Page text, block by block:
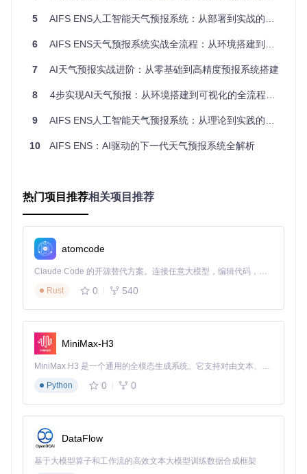
主要模型对比表：
模型 优势 劣势
适用场
景
全球覆盖、高精
计算成本
专业气
eather
弱
害预警
GraphCas
图结构更优
普通PC用户，AIFS的简化版本可能是更好的选择，完整模
型需要至少16GB显存的GPU支持。
大气运动的物理规律
时空注意力机制
多尺度预测：同时输出从地面到平流层的多层气象参数
混合精度计算：在保持精度的同时降低计算资源需求
实战检查表
5 AIFS ENS人工智能天气预报系统：从部署到实战的高效指南
6 AIFS ENS天气预报系统实战全流程：从环境搭建到业务落地
7 AI天气预报实战进阶：从零基础到高精度预报系统搭建
8 4步实现AI天气预报：从环境搭建到可视化的全流程指南
9 AIFS ENS人工智能天气预报系统：从理论到实践的全栈指南
10 AIFS ENS：AI驱动的下一代天气预报系统全解析
热门项目推荐相关项目推荐
atomcode
Claude Code 的开源替代方案。连接任意大模型，编辑代码，运行命令，自动验证 — 全自动执行。用 Rust 构建，极致性能。 ｜ An open-source alternative to Claude Code. Connect any LLM, edit code, run commands, and verify changes — autonomously. Built in Rust for speed. Get Started
Rust
0 540
MiniMax-H3
MiniMax H3 是一个通用的全模态生成系统。它支持对由文本、图像、视频和音频组成的多模态上下文进行统一理解，并能生成分辨率高达 2K、时长可达 15 秒的带原生立体声音频的视频。得益于面向任务泛化的系统设计，H3 在预训练阶段就已具备广泛的多模态上下文理解与生成能力，能够出色地执行复杂的多模态指令。
Python
0 0
DataFlow
基于大模型算子和工作流的高效文本大模型训练数据合成框架